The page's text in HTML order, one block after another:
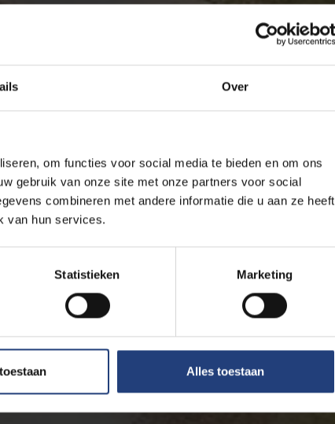
Over
om functies voor social media te bieden en om ons
gebruik van onze site met onze partners voor social
combineren met andere informatie die u aan ze heeft
van hun services.
Statistieken Marketing
Alles toestaan